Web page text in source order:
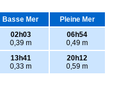
Basse Mer Pleine Mer
02h03
0,39 m
06h54
0,49 m
13h41
0,33 m
20h12
0,59 m